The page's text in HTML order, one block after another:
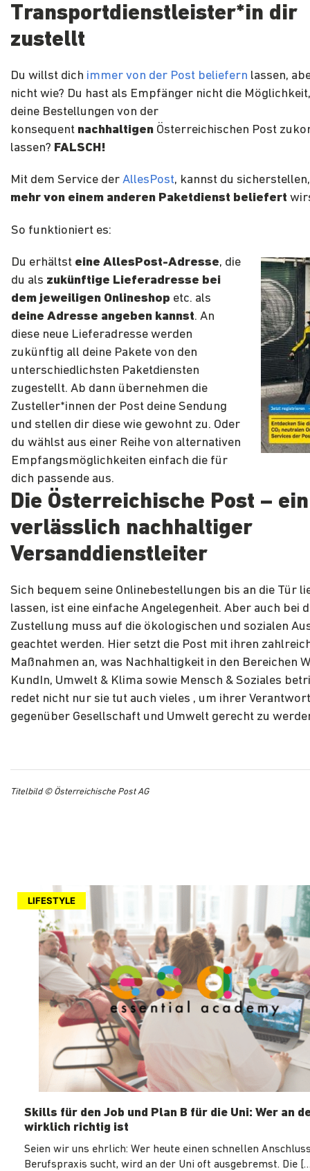
Transportdienstleister*in dir
zustellt
Du willst dich immer von der Post beliefern lassen,
nicht wie? Du hast als Empfänger nicht die
deine Bestellungen von der
konsequent nachhaltigen Österreichischen Post
lassen? FALSCH!
Mit dem Service der AllesPost, kannst du
mehr von einem anderen Paketdienst beliefert
So funktioniert es:
Du erhältst eine AllesPost-Adresse, die
du als zukünftige Lieferadresse bei
dem jeweiligen Onlineshop etc. als
deine Adresse angeben kannst. An
diese neue Lieferadresse werden
zukünftig all deine Pakete von den
unterschiedlichsten Paketdiensten
zugestellt. Ab dann übernehmen die
Zusteller*innen der Post deine Sendung
und stellen dir diese wie gewohnt zu. Oder
du wählst aus einer Reihe von alternativen
Empfangsmöglichkeiten einfach die für
dich passende aus.
Die Österreichische Post – ein
verlässlich nachhaltiger
Versanddienstleiter
Sich bequem seine Onlinebestellungen bis an die Tür
lassen, ist eine einfache Angelegenheit. Aber auch bei
Zustellung muss auf die ökologischen und sozialen
geachtet werden. Hier setzt die Post mit ihren
Maßnahmen an, was Nachhaltigkeit in den Bereichen
KundIn, Umwelt & Klima sowie Mensch & Soziales
redet nicht nur sie tut auch vieles , um ihrer
gegenüber Gesellschaft und Umwelt gerecht zu
Titelbild © Österreichische Post AG
LIFESTYLE
Skills für den Job und Plan B für die Uni: Wer an
wirklich richtig ist
Seien wir uns ehrlich: Wer heute einen schnellen
Berufspraxis sucht, wird an der Uni oft ausgebremst. Die